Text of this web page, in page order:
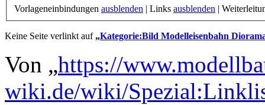
Vorlageneinbindungen ausblenden | Links ausblenden |
Keine Seite verlinkt auf „Kategorie:Bild Modelleisenbahn
Von „https://
wiki.de/wiki/